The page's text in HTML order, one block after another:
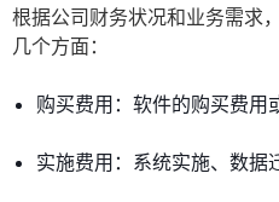
根据公司财务状况和业务需求
几个方面：
购买费用：软件的购买费用
实施费用：系统实施、数据